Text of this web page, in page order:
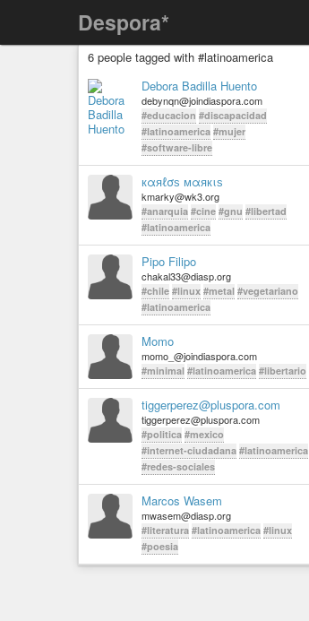
Despora*
6 people tagged with #latinoamerica
Debora Badilla Huento
debynqn@joindiaspora.com
#educacion #discapacidad
#latinoamerica #mujer
#software-libre
кαяℓσѕ мαякιѕ
kmarky@wk3.org
#anarquia #cine #gnu #libertad
#latinoamerica
Pipo Filipo
chakal33@diasp.org
#chile #linux #metal #vegetariano
#latinoamerica
Momo
momo_@joindiaspora.com
#minimal #latinoamerica #libertario
tiggerperez@pluspora.com
tiggerperez@pluspora.com
#politica #mexico
#internet-ciudadana #latinoamerica
#redes-sociales
Marcos Wasem
mwasem@diasp.org
#literatura #latinoamerica #linux
#poesia